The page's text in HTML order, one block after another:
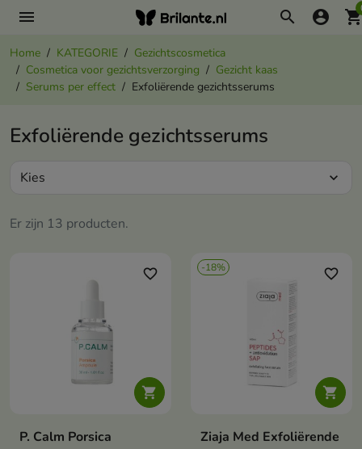
menu search account_circle
Home KATEGORIE
Gezichtscosmetica
Cosmetica voor gezichtsverzorging
Gezicht kaas
Serums per effect
Exfoliërende gezichtsserums
Exfoliërende gezichtsserums
Er zijn 13 producten.
Kies expand_more

favorite_border
P. Calm Porsica
-18%

favorite_border
Ziaja Med Exfoliërende